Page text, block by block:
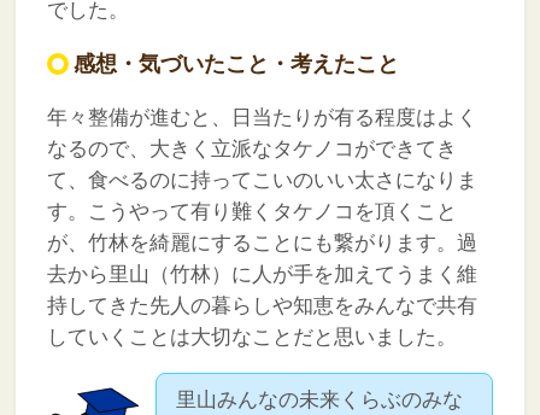
でした。
感想・気づいたこと・考えたこと
年々整備が進むと、日当たりが有る程度はよく
なるので、大きく立派なタケノコができてき
て、食べるのに持ってこいのいい太さになりま
す。こうやって有り難くタケノコを頂くこと
が、竹林を綺麗にすることにも繋がります。過
去から里山（竹林）に人が手を加えてうまく維
持してきた先人の暮らしや知恵をみんなで共有
していくことは大切なことだと思いました。
里山みんなの未来くらぶのみな